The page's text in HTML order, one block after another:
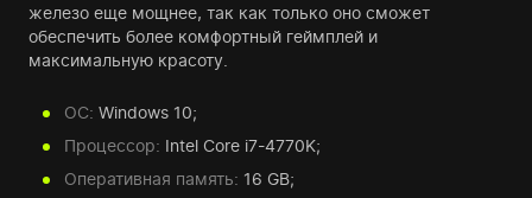
железо еще мощнее, так как только оно сможет
обеспечить более комфортный геймплей и
максимальную красоту.
ОС: Windows 10;
Процессор: Intel Core i7-4770K;
Оперативная память: 16 GB;